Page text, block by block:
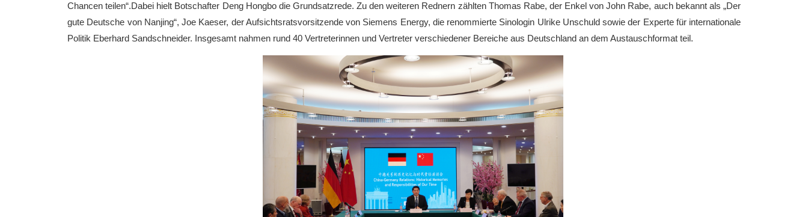
Chancen teilen“.Dabei hielt Botschafter Deng Hongbo die Grundsatzrede. Zu den weiteren Rednern zählten Thomas Rabe, der Enkel von John Rabe, auch bekannt als „Der
gute Deutsche von Nanjing“, Joe Kaeser, der Aufsichtsratsvorsitzende von Siemens Energy, die renommierte Sinologin Ulrike Unschuld sowie der Experte für internationale
Politik Eberhard Sandschneider. Insgesamt nahmen rund 40 Vertreterinnen und Vertreter verschiedener Bereiche aus Deutschland an dem Austauschformat teil.